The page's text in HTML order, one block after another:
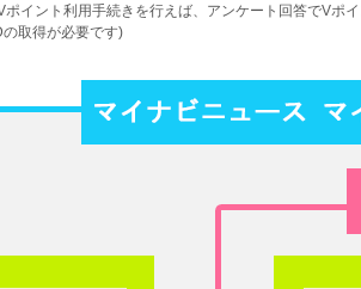
イント利用手続きを行えば、アンケート回答でV
取得が必要です)